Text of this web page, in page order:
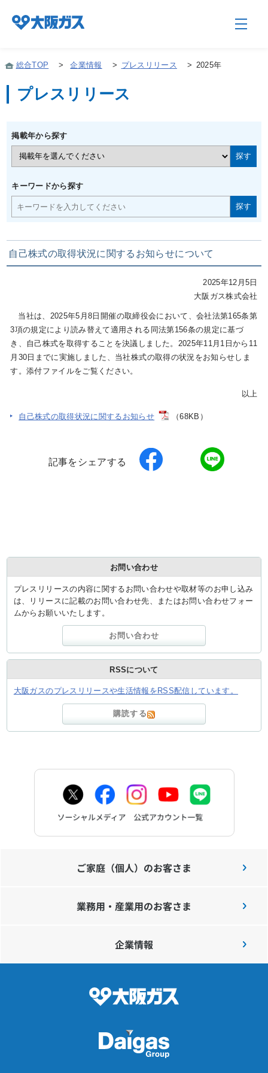
企業情報
お問い合わせ English
企業情報TOP
企業/グループについて
社会貢献
サステナビリティ
採用情報
総合TOP > 企業情報 > プレスリリース > 2025年
プレスリリース
掲載年から探す
キーワードから探す
自己株式の取得状況に関するお知らせについて
2025年12月5日
大阪ガス株式会社
当社は、2025年5月8日開催の取締役会において、会社法第165条第
3項の規定により読み替えて適用される同法第156条の規定に基づ
き、自己株式を取得することを決議しました。2025年11月1日から11
月30日までに実施しました、当社株式の取得の状況をお知らせしま
す。添付ファイルをご覧ください。
以上
自己株式の取得状況に関するお知らせ （68KB）
記事をシェアする
お問い合わせ
プレスリリースの内容に関するお問い合わせや取材等のお申し込み
は、リリースに記載のお問い合わせ先、またはお問い合わせフォー
ムからお願いいたします。
お問い合わせ
RSSについて
大阪ガスのプレスリリースや生活情報をRSS配信しています。
購読する
ご家庭（個人）のお客さま
業務用・産業用のお客さま
企業情報